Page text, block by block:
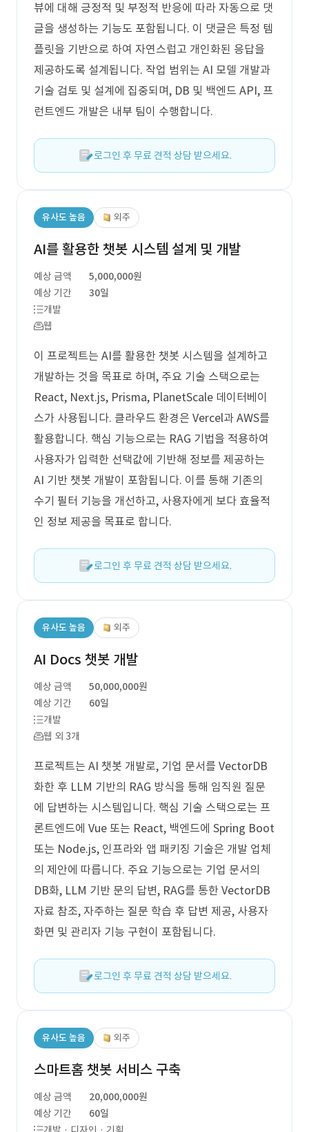
뷰에 대해 긍정적 및 부정적 반응에 따라 자동으로 댓
글을 생성하는 기능도 포함됩니다. 이 댓글은 특정 템
플릿을 기반으로 하여 자연스럽고 개인화된 응답을
제공하도록 설계됩니다. 작업 범위는 AI 모델 개발과
기술 검토 및 설계에 집중되며, DB 및 백엔드 API, 프
런트엔드 개발은 내부 팀이 수행합니다.
로그인 후 무료 견적 상담 받으세요.
유사도 높음 외주
AI를 활용한 챗봇 시스템 설계 및 개발
예상 금액
5,000,000원
예상 기간
30일
개발
웹
이 프로젝트는 AI를 활용한 챗봇 시스템을 설계하고
개발하는 것을 목표로 하며, 주요 기술 스택으로는
React, Next.js, Prisma, PlanetScale 데이터베이
스가 사용됩니다. 클라우드 환경은 Vercel과 AWS를
활용합니다. 핵심 기능으로는 RAG 기법을 적용하여
사용자가 입력한 선택값에 기반해 정보를 제공하는
AI 기반 챗봇 개발이 포함됩니다. 이를 통해 기존의
수기 필터 기능을 개선하고, 사용자에게 보다 효율적
인 정보 제공을 목표로 합니다.
로그인 후 무료 견적 상담 받으세요.
유사도 높음 외주
AI Docs 챗봇 개발
예상 금액
50,000,000원
예상 기간
60일
개발
웹 외 3개
프로젝트는 AI 챗봇 개발로, 기업 문서를 VectorDB
화한 후 LLM 기반의 RAG 방식을 통해 임직원 질문
에 답변하는 시스템입니다. 핵심 기술 스택으로는 프
론트엔드에 Vue 또는 React, 백엔드에 Spring Boot
또는 Node.js, 인프라와 앱 패키징 기술은 개발 업체
의 제안에 따릅니다. 주요 기능으로는 기업 문서의
DB화, LLM 기반 문의 답변, RAG를 통한 VectorDB
자료 참조, 자주하는 질문 학습 후 답변 제공, 사용자
화면 및 관리자 기능 구현이 포함됩니다.
로그인 후 무료 견적 상담 받으세요.
유사도 높음 외주
스마트홈 챗봇 서비스 구축
예상 금액
20,000,000원
예상 기간
60일